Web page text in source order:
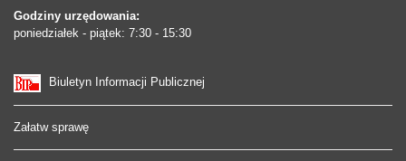
Godziny urzędowania:
poniedziałek - piątek: 7:30 - 15:30
Biuletyn Informacji Publicznej
Załatw sprawę